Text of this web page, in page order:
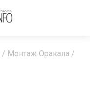
/ Монтаж Оракала /